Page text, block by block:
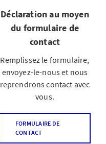
Déclaration au moyen
du formulaire de
contact
Remplissez le formulaire,
envoyez-le-nous et nous
reprendrons contact avec
vous.
FORMULAIRE DE
CONTACT